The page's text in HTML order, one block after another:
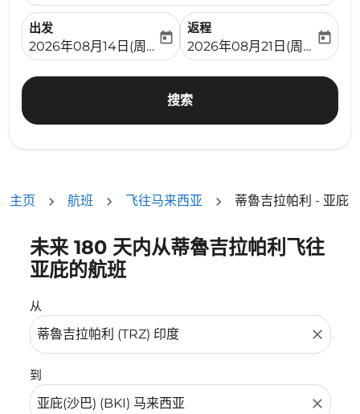
出发
fc-booking-departure-date-aria-label
2026年08月14日(周五)
today
返程
fc-booking-return-date-
2026年08月21日(周五)
today
搜索
主页 航班 飞往马来西亚 蒂魯吉拉帕利 - 亚庇
未来 180 天内从蒂魯吉拉帕利飞往
亚庇的航班
从
close
到
close
没有符合您的筛选条件的机票。请调整您的筛选条件。